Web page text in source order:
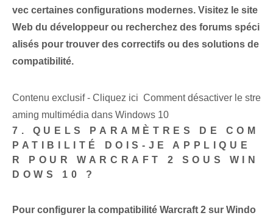
vec certaines configurations modernes. Visitez le site
Web du développeur ou recherchez des forums spéci
alisés pour trouver des correctifs ou des solutions de
compatibilité.
Contenu exclusif - Cliquez ici Comment désactiver le stre
aming multimédia dans Windows 10
7. QUELS PARAMÈTRES DE COM
PATIBILITÉ DOIS-JE APPLIQUE
R POUR WARCRAFT 2 SOUS WIN
DOWS 10 ?
Pour configurer la compatibilité Warcraft 2 sur Windo